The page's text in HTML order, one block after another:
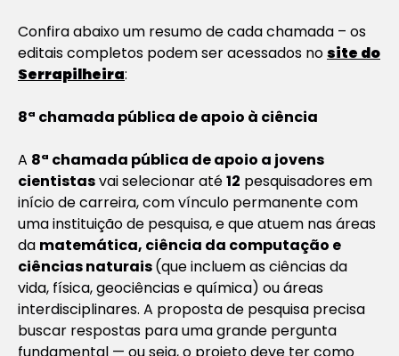
Confira abaixo um resumo de cada chamada – os
editais completos podem ser acessados nosite do
Serrapilheira:
8ª chamada pública de apoio à ciência
A 8ª chamada pública de apoio a jovens
cientistasvai selecionar até12 pesquisadores em
início de carreira, com vínculo permanente com
uma instituição de pesquisa, e que atuem nas áreas
da matemática, ciência da computação e
ciências naturais(que incluem as ciências da
vida, física, geociências e química) ou áreas
interdisciplinares. A proposta de pesquisa precisa
buscar respostas para uma grande pergunta
fundamental — ou seja, o projeto deve ter como